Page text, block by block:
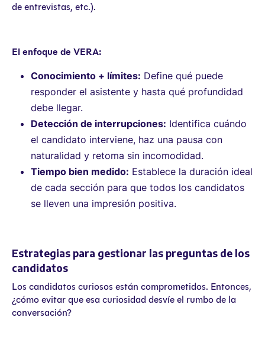
de entrevistas, etc.).
El enfoque de VERA:
Conocimiento + límites: Define qué puede
responder el asistente y hasta qué profundidad
debe llegar.
Detección de interrupciones: Identifica cuándo
el candidato interviene, haz una pausa con
naturalidad y retoma sin incomodidad.
Tiempo bien medido: Establece la duración ideal
de cada sección para que todos los candidatos
se lleven una impresión positiva.
Estrategias para gestionar las preguntas de los
candidatos
Los candidatos curiosos están comprometidos. Entonces,
¿cómo evitar que esa curiosidad desvíe el rumbo de la
conversación?